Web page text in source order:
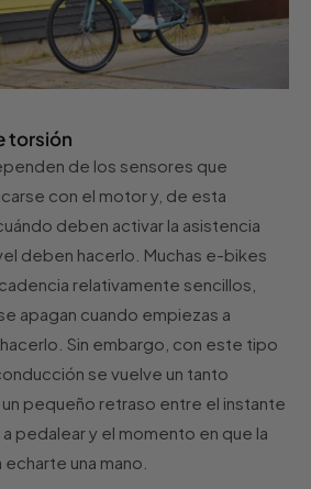
torsión
de los sensores que
con el motor y, de esta
deben activar la asistencia
deben hacerlo. Muchas e-bikes
relativamente sencillos,
apagan cuando empiezas a
Sin embargo, con este tipo
se vuelve un tanto
pequeño retraso entre el instante
pedalear y el momento en que la
una mano.